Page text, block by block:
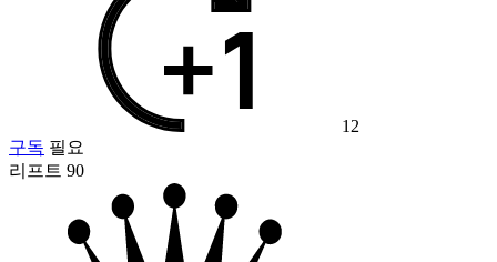
12
구독 필요
리프트 90